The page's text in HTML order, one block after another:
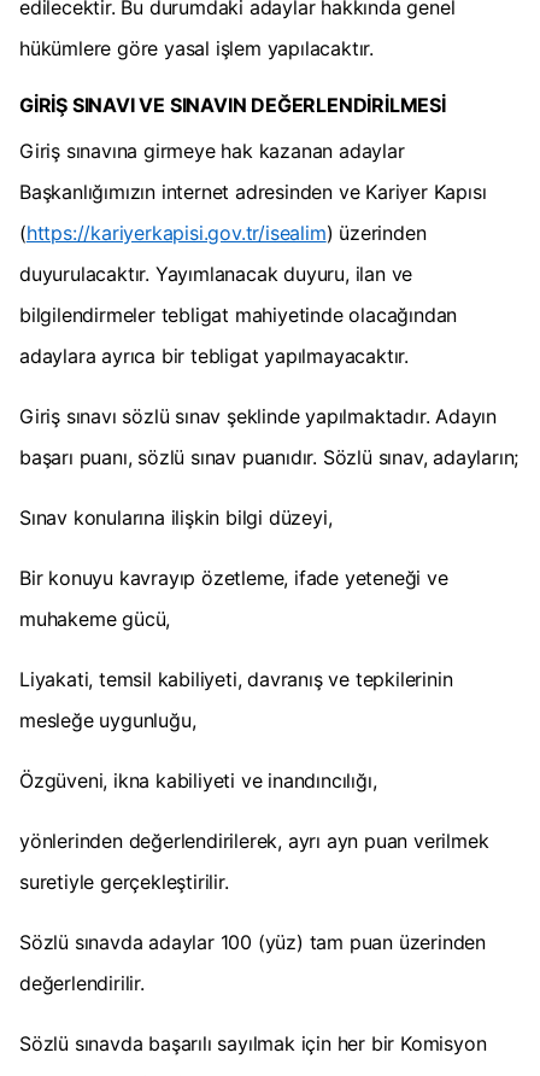
edilecektir. Bu durumdaki adaylar hakkında genel
hükümlere göre yasal işlem yapılacaktır.
GİRİŞ SINAVI VE SINAVIN DEĞERLENDİRİLMESİ
Giriş sınavına girmeye hak kazanan adaylar
Başkanlığımızın internet adresinden ve Kariyer Kapısı
(https://kariyerkapisi.gov.tr/isealim) üzerinden
duyurulacaktır. Yayımlanacak duyuru, ilan ve
bilgilendirmeler tebligat mahiyetinde olacağından
adaylara ayrıca bir tebligat yapılmayacaktır.
Giriş sınavı sözlü sınav şeklinde yapılmaktadır. Adayın
başarı puanı, sözlü sınav puanıdır. Sözlü sınav, adayların;
Sınav konularına ilişkin bilgi düzeyi,
Bir konuyu kavrayıp özetleme, ifade yeteneği ve
muhakeme gücü,
Liyakati, temsil kabiliyeti, davranış ve tepkilerinin
mesleğe uygunluğu,
Özgüveni, ikna kabiliyeti ve inandıncılığı,
yönlerinden değerlendirilerek, ayrı ayn puan verilmek
suretiyle gerçekleştirilir.
Sözlü sınavda adaylar 100 (yüz) tam puan üzerinden
değerlendirilir.
Sözlü sınavda başarılı sayılmak için her bir Komisyon